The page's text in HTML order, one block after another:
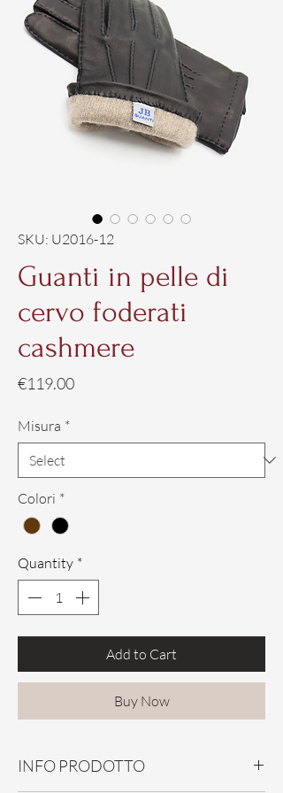
SKU: U2016-12
Guanti in pelle di
cervo foderati
cashmere
€119.00Price
Misura *
Colori *
Quantity *
Add to Cart
Buy Now
INFO PRODOTTO